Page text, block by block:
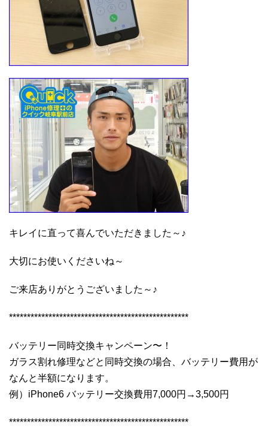
キレイに直って喜んでいただきました～♪
大切にお使いくださいね～
ご来店ありがとうございました～♪
**************************************************
バッテリー同時交換キャンペーン〜！
ガラス割れ修理などと同時交換の場合、バッテリー費用が
なんと半額になります。
例）iPhone6 バッテリー交換費用7,000円→3,500円
**************************************************